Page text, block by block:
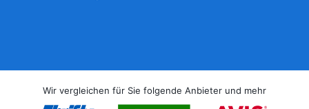
Wir vergleichen für Sie folgende Anbieter und mehr